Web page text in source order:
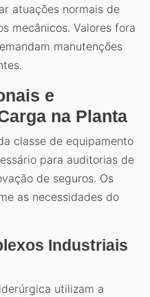
atuações normais de
mecânicos. Valores fora
manutenções
e
na Planta
classe de equipamento
para auditorias de
de seguros. Os
as necessidades do
Industriais
utilizam a